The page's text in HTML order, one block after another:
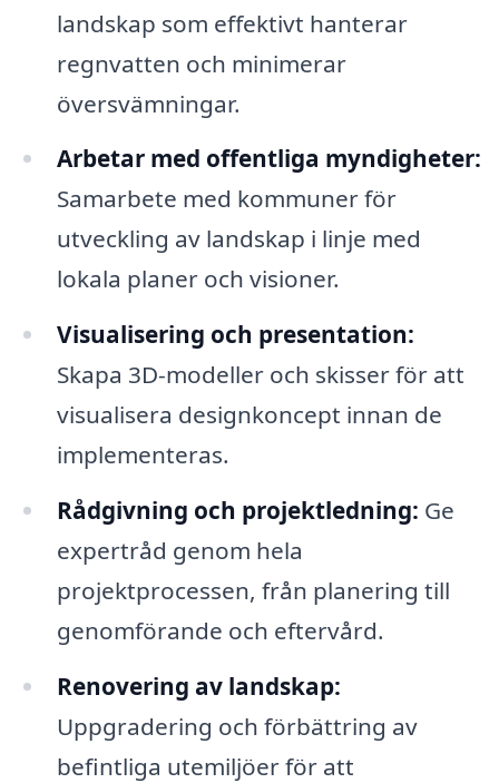
landskap som effektivt hanterar
regnvatten och minimerar
översvämningar.
Arbetar med offentliga myndigheter:
Samarbete med kommuner för
utveckling av landskap i linje med
lokala planer och visioner.
Visualisering och presentation:
Skapa 3D-modeller och skisser för att
visualisera designkoncept innan de
implementeras.
Rådgivning och projektledning: Ge
expertråd genom hela
projektprocessen, från planering till
genomförande och eftervård.
Renovering av landskap:
Uppgradering och förbättring av
befintliga utemiljöer för att